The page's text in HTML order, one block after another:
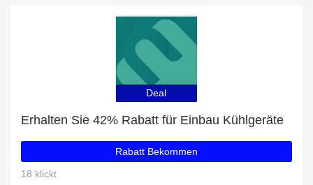
Deal
Erhalten Sie 42% Rabatt für Einbau Kühlgeräte
Rabatt Bekommen
18 klickt